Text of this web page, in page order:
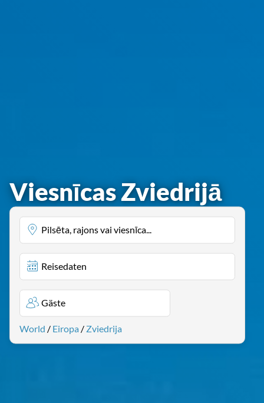
Viesnīcas Zviedrijā
Pilsēta, rajons vai viesnīca...
Reisedaten
Gäste
World / Eiropa / Zviedrija